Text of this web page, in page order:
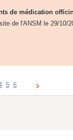
de médication
de l'ANSM le 29/10/
5 6